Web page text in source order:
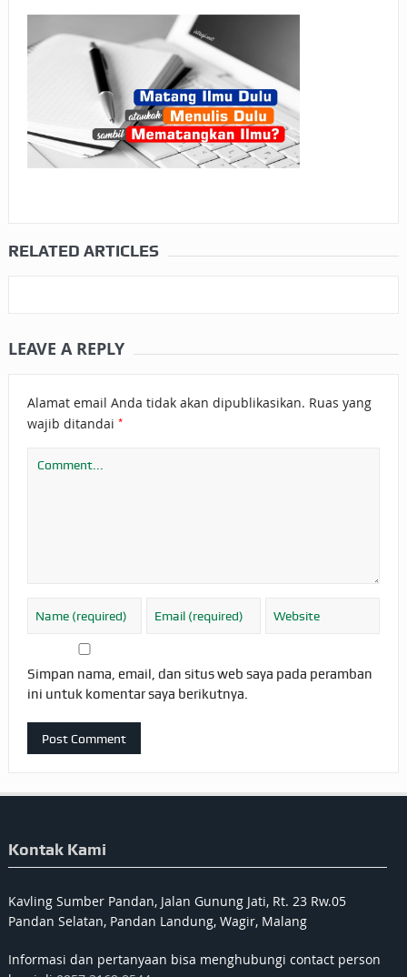
RELATED ARTICLES
LEAVE A REPLY
Alamat email Anda tidak akan dipublikasikan. Ruas yang
wajib ditandai *
Simpan nama, email, dan situs web saya pada peramban
ini untuk komentar saya berikutnya.
Kontak Kami
Kavling Sumber Pandan, Jalan Gunung Jati, Rt. 23 Rw.05
Pandan Selatan, Pandan Landung, Wagir, Malang
Informasi dan pertanyaan bisa menghubungi contact person